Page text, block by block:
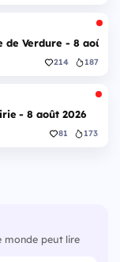
de Verdure - 8 août
214 187
- 8 août 2026
81 173
monde peut lire